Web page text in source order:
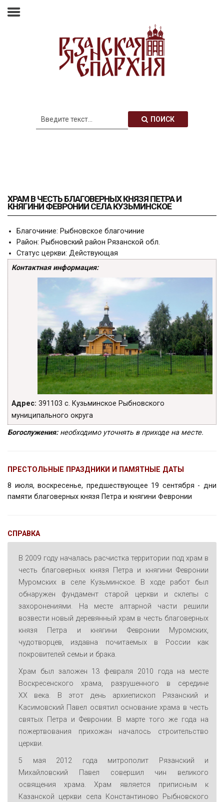
Митрополия ПОИСК
ХРАМ В ЧЕСТЬ БЛАГОВЕРНЫХ КНЯЗЯ ПЕТРА И
КНЯГИНИ ФЕВРОНИИ СЕЛА КУЗЬМИНСКОЕ
Благочиние: Рыбновское благочиние
Район: Рыбновский район Рязанской обл.
Статус церкви: Действующая
Контактная информация:
Адрес: 391103 с. Кузьминское Рыбновского
муниципального округа
Богослужения: необходимо уточнять в приходе на месте.
ПРЕСТОЛЬНЫЕ ПРАЗДНИКИ И ПАМЯТНЫЕ ДАТЫ
8 июля, воскресенье, предшествующее 19 сентября - дни
памяти благоверных князя Петра и княгини Февронии
СПРАВКА
В 2009 году началась расчистка территории под храм в
честь благоверных князя Петра и княгини Февронии
Муромских в селе Кузьминское. В ходе работ был
обнаружен фундамент старой церкви и склепы с
захоронениями. На месте алтарной части решили
возвести новый деревянный храм в честь благоверных
князя Петра и княгини Февронии Муромских,
чудотворцев, издавна почитаемых в России как
покровителей семьи и брака.
Храм был заложен 13 февраля 2010 года на месте
Воскресенского храма, разрушенного в середине
XX века. В этот день архиепископ Рязанский и
Касимовский Павел освятил основание храма в честь
святых Петра и Февронии. В марте того же года на
пожертвования прихожан началось строительство
церкви.
5 мая 2012 года митрополит Рязанский и
Михайловский Павел совершил чин великого
освящения храма. Храм является приписным к
Казанской церкви села Константиново Рыбновского